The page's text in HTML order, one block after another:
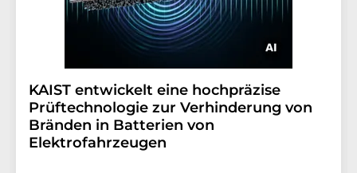
KAIST entwickelt eine hochpräzise
Prüftechnologie zur Verhinderung von
Bränden in Batterien von
Elektrofahrzeugen